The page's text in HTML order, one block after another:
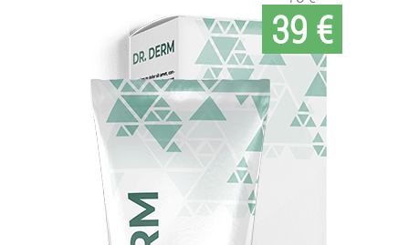
39 €